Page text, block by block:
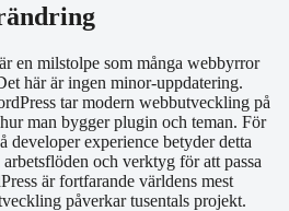
en milstolpe som många webbyrror
här är ingen minor-uppdatering.
tar modern webbutveckling på
man bygger plugin och teman. För
developer experience betyder detta
och verktyg för att passa
är fortfarande världens mest
påverkar tusentals projekt.